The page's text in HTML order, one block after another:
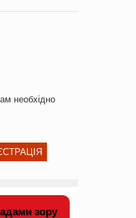
необхідно
зору